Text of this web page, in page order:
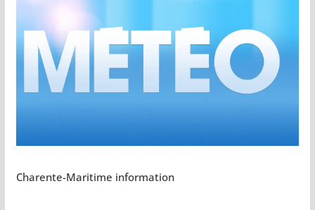
Charente-Maritime information